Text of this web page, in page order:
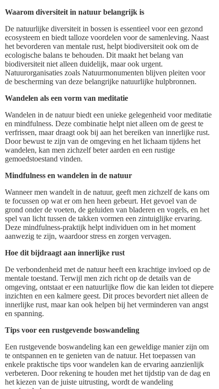
Waarom diversiteit in natuur belangrijk is
De natuurlijke diversiteit in bossen is essentieel voor een gezond
ecosysteem en biedt talloze voordelen voor de samenleving. Naast
het bevorderen van mentale rust, helpt biodiversiteit ook om de
ecologische balans te behouden. Dit maakt het belang van
biodiversiteit niet alleen duidelijk, maar ook urgent.
Natuurorganisaties zoals Natuurmonumenten blijven pleiten voor
de bescherming van deze belangrijke natuurlijke hulpbronnen.
Wandelen als een vorm van meditatie
Wandelen in de natuur biedt een unieke gelegenheid voor meditatie
en mindfulness. Deze combinatie helpt niet alleen om de geest te
verfrissen, maar draagt ook bij aan het bereiken van innerlijke rust.
Door bewust te zijn van de omgeving en het lichaam tijdens het
wandelen, kan men zichzelf beter aarden en een rustige
gemoedstoestand vinden.
Mindfulness en wandelen in de natuur
Wanneer men wandelt in de natuur, geeft men zichzelf de kans om
te focussen op wat er om hen heen gebeurt. Het gevoel van de
grond onder de voeten, de geluiden van bladeren en vogels, en het
spel van licht tussen de takken vormen een zintuiglijke ervaring.
Deze mindfulness-praktijk helpt individuen om in het moment
aanwezig te zijn, waardoor stress en zorgen vervagen.
Hoe dit bijdraagt aan innerlijke rust
De verbondenheid met de natuur heeft een krachtige invloed op de
mentale toestand. Terwijl men zich richt op de details van de
omgeving, ontstaat er een natuurlijke flow die kan leiden tot diepere
inzichten en een kalmere geest. Dit proces bevordert niet alleen de
innerlijke rust, maar kan ook helpen bij het verminderen van angst
en spanning.
Tips voor een rustgevende boswandeling
Een rustgevende boswandeling kan een geweldige manier zijn om
te ontspannen en te genieten van de natuur. Het toepassen van
enkele praktische tips voor wandelen kan de ervaring aanzienlijk
verbeteren. Door rekening te houden met het tijdstip van de dag en
het kiezen van de juiste uitrusting, wordt de wandeling